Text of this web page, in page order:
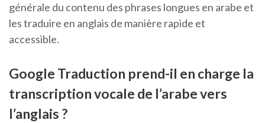
générale du contenu des phrases longues en arabe et
les traduire en anglais de manière rapide et
accessible.
Google Traduction prend-il en charge la
transcription vocale de l’arabe vers
l’anglais ?